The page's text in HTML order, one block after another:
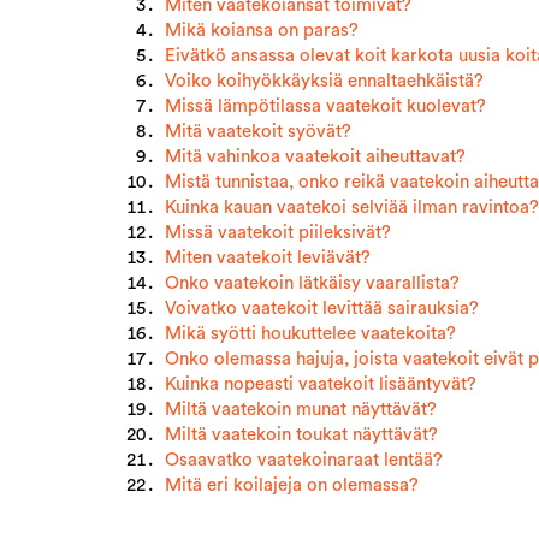
Miten vaatekoiansat toimivat?
Mikä koiansa on paras?
Eivätkö ansassa olevat koit karkota uusia
Voiko koihyökkäyksiä ennaltaehkäistä?
Missä lämpötilassa vaatekoit kuolevat?
Mitä vaatekoit syövät?
Mitä vahinkoa vaatekoit aiheuttavat?
Mistä tunnistaa, onko reikä vaatekoin
Kuinka kauan vaatekoi selviää ilman ravintoa?
Missä vaatekoit piileksivät?
Miten vaatekoit leviävät?
Onko vaatekoin lätkäisy vaarallista?
Voivatko vaatekoit levittää sairauksia?
Mikä syötti houkuttelee vaatekoita?
Onko olemassa hajuja, joista vaatekoit eivät
Kuinka nopeasti vaatekoit lisääntyvät?
Miltä vaatekoin munat näyttävät?
Miltä vaatekoin toukat näyttävät?
Osaavatko vaatekoinaraat lentää?
Mitä eri koilajeja on olemassa?